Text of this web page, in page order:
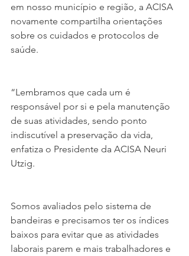
em nosso município e região, a ACISA
novamente compartilha orientações
sobre os cuidados e protocolos de
saúde.
“Lembramos que cada um é
responsável por si e pela manutenção
de suas atividades, sendo ponto
indiscutível a preservação da vida,
enfatiza o Presidente da ACISA Neuri
Utzig.
Somos avaliados pelo sistema de
bandeiras e precisamos ter os índices
baixos para evitar que as atividades
laborais parem e mais trabalhadores e